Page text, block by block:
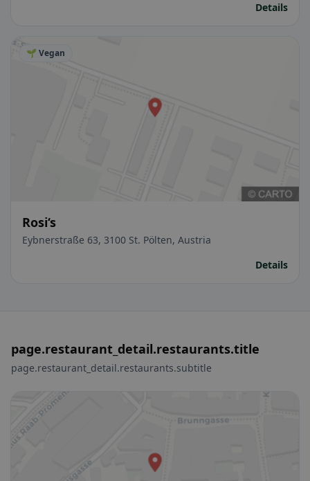
Details
🌱 Vegan
Rosi‘s
Eybnerstraße 63, 3100 St. Pölten, Austria
Details
page.restaurant_detail.restaurants.title
page.restaurant_detail.restaurants.subtitle